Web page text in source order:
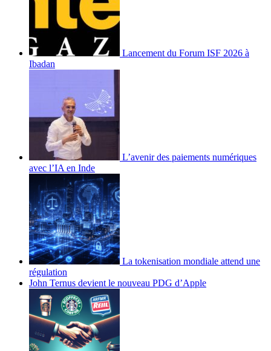
Lancement du Forum ISF 2026 à
Ibadan
L’avenir des paiements numériques
avec l’IA en Inde
La tokenisation mondiale attend une
régulation
John Ternus devient le nouveau PDG d’Apple